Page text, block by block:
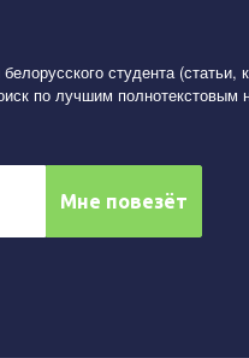
студента (статьи,
по лучшим полнотекстовым